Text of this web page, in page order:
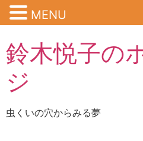
鈴木悦子の
ジ
虫くいの穴からみる夢
MENU